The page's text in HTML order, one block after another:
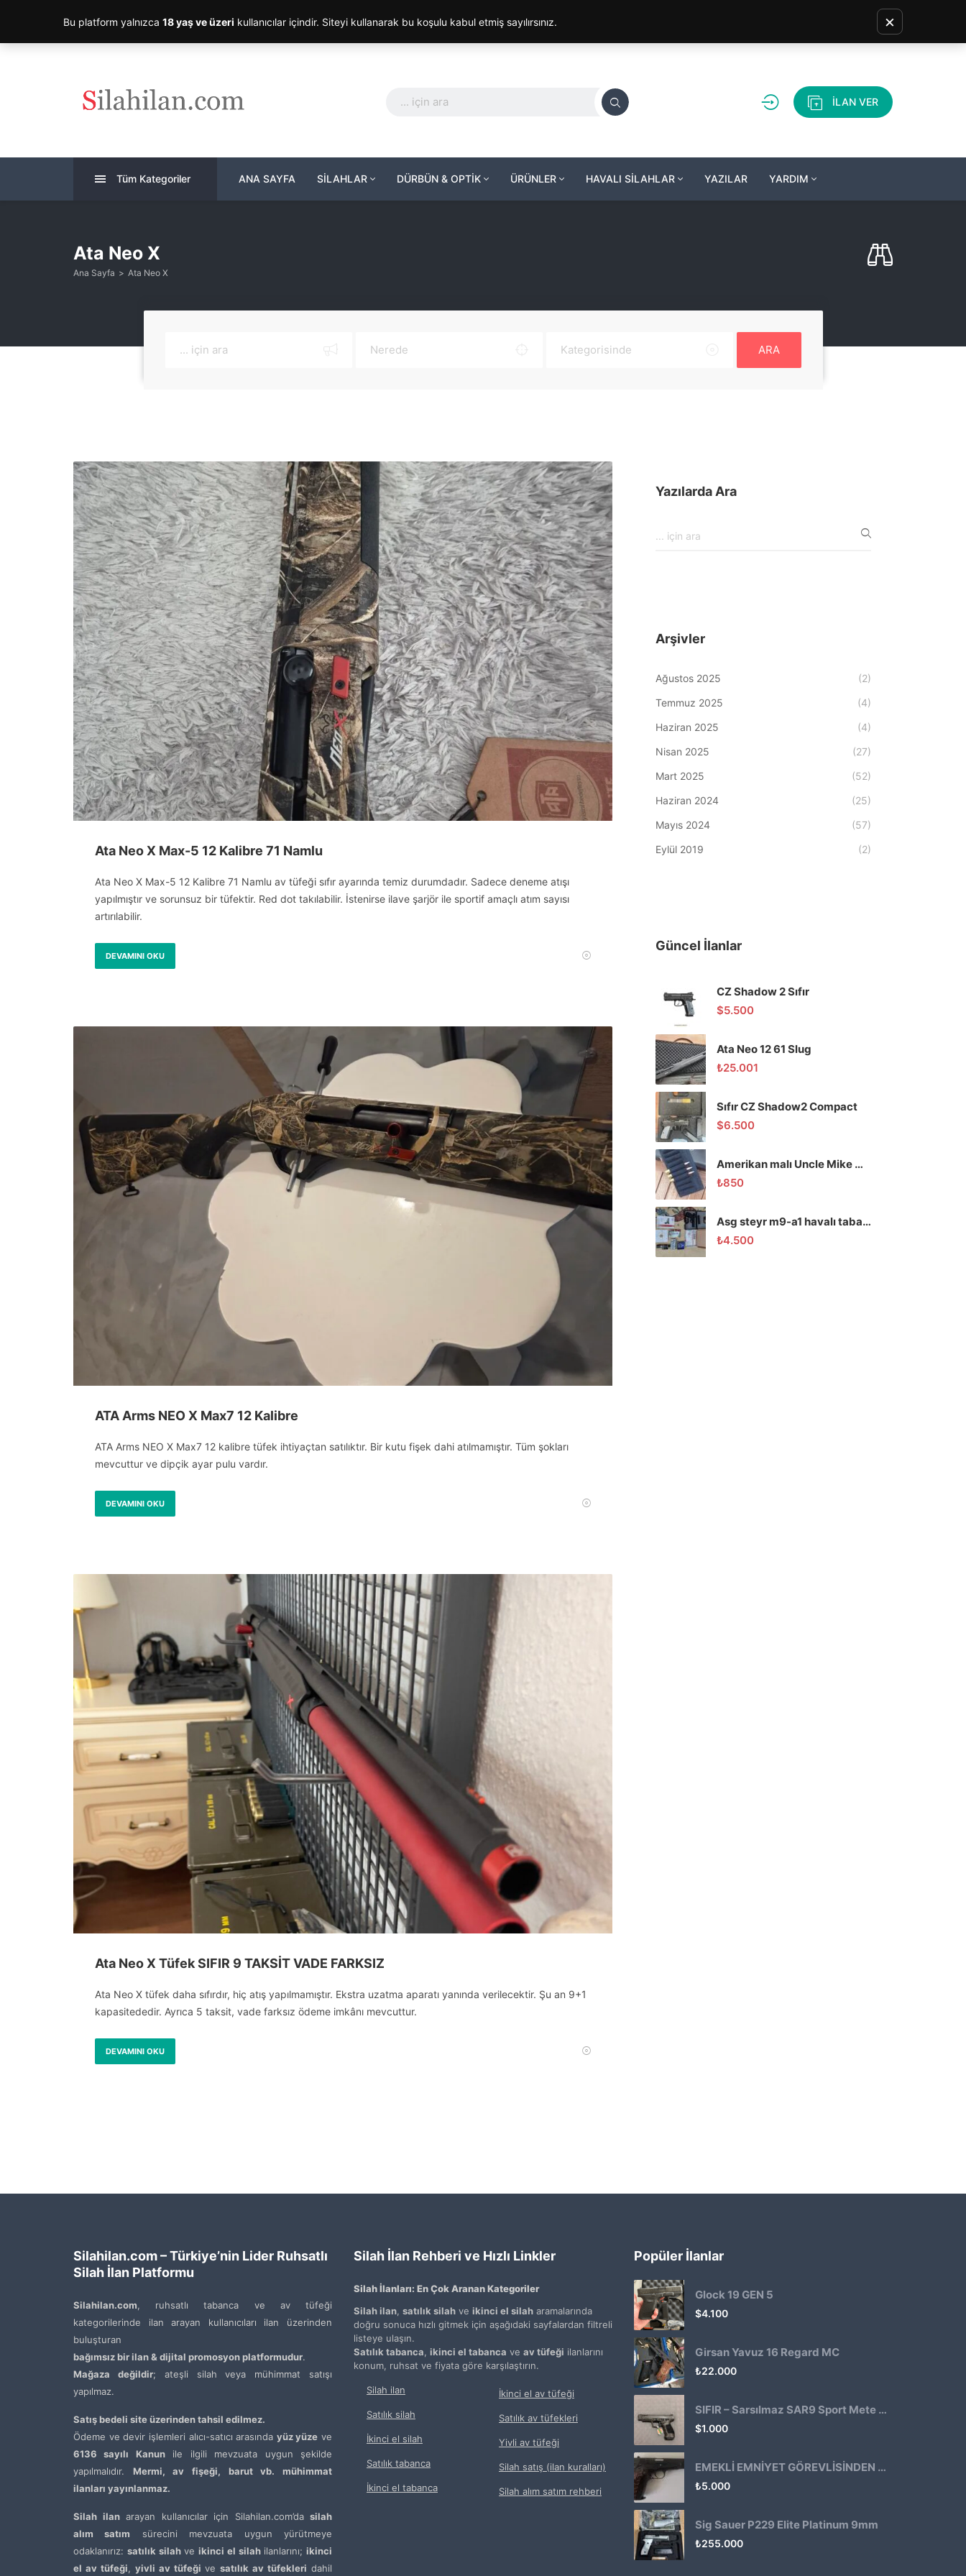
İLAN VER
Tüm Kategoriler ANA SAYFA SİLAHLAR DÜRBÜN & OPTİK ÜRÜNLER HAVALI SİLAHLAR YAZILAR YARDIM
Ata Neo X
Ana Sayfa Ata Neo X
ARA
Ata Neo X Max-5 12 Kalibre 71 Namlu
Ata Neo X Max-5 12 Kalibre 71 Namlu av tüfeği sıfır ayarında temiz durumdadır. Sadece deneme atışı
yapılmıştır ve sorunsuz bir tüfektir. Red dot takılabilir. İstenirse ilave şarjör ile sportif amaçlı atım sayısı
artırılabilir.
DEVAMINI OKU
ATA Arms NEO X Max7 12 Kalibre
ATA Arms NEO X Max7 12 kalibre tüfek ihtiyaçtan satılıktır. Bir kutu fişek dahi atılmamıştır. Tüm şokları
mevcuttur ve dipçik ayar pulu vardır.
DEVAMINI OKU
Ata Neo X Tüfek SIFIR 9 TAKSİT VADE FARKSIZ
Ata Neo X tüfek daha sıfırdır, hiç atış yapılmamıştır. Ekstra uzatma aparatı yanında verilecektir. Şu an 9+1
kapasitededir. Ayrıca 5 taksit, vade farksız ödeme imkânı mevcuttur.
DEVAMINI OKU
Yazılarda Ara
Arşivler
Ağustos 2025
(2)
Temmuz 2025
(4)
Haziran 2025
(4)
Nisan 2025
(27)
Mart 2025
(52)
Haziran 2024
(25)
Mayıs 2024
(57)
Eylül 2019
(2)
Güncel İlanlar
CZ Shadow 2 Sıfır
$5.500
Ata Neo 12 61 Slug
₺25.001
Sıfır CZ Shadow2 Compact
$6.500
Amerikan malı Uncle Mike marka 10 lu mermilik
₺850
Asg steyr m9-a1 havalı tabanca çift renk ( Dolu paket!!!)
₺4.500
Silahilan.com – Türkiye’nin Lider Ruhsatlı
Silah İlan Platformu
Silahilan.com, ruhsatlı tabanca ve av tüfeği
kategorilerinde ilan arayan kullanıcıları ilan üzerinden
buluşturan
bağımsız bir ilan & dijital promosyon platformudur.
Mağaza değildir; ateşli silah veya mühimmat satışı
yapılmaz.
Satış bedeli site üzerinden tahsil edilmez.
Ödeme ve devir işlemleri alıcı-satıcı arasında yüz yüze ve
6136 sayılı Kanunile ilgili mevzuata uygun şekilde
yapılmalıdır. Mermi, av fişeği, barut vb. mühimmat
ilanları yayınlanmaz.
Silah ilanarayan kullanıcılar için Silahilan.com’da silah
alım satım sürecini mevzuata uygun yürütmeye
odaklanırız: satılık silahve ikinci el silahilanlarını; ikinci
el av tüfeği, yivli av tüfeği vesatılık av tüfekleri dahil
Silah İlan Rehberi ve Hızlı Linkler
Silah İlanları: En Çok Aranan Kategoriler
Silah ilan satılık silah ve ikinci el silah aramalarında
doğru sonuca hızlı gitmek için aşağıdaki sayfalardan filtreli
listeye ulaşın.
Satılık tabanca ikinci el tabanca ve av tüfeği ilanlarını
konum, ruhsat ve fiyata göre karşılaştırın.
Silah ilan
Satılık silah
İkinci el silah
Satılık tabanca
İkinci el tabanca
İkinci el av tüfeği
Satılık av tüfekleri
Yivli av tüfeği
Silah satış (ilan kuralları)
Silah alım satım rehberi
Popüler İlanlar
Glock 19 GEN 5
$4.100
Girsan Yavuz 16 Regard MC
₺22.000
SIFIR – Sarsılmaz SAR9 Sport Mete Haki
$1.000
EMEKLİ EMNİYET GÖREVLİSİNDEN ATMACA 53 KLASİK14
₺5.000
Sig Sauer P229 Elite Platinum 9mm
₺255.000
Bu platform yalnızca 18 yaş ve üzeri kullanıcılar içindir. Siteyi kullanarak bu koşulu kabul etmiş sayılırsınız. ×